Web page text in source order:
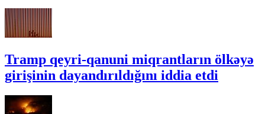
Tramp qeyri-qanuni miqrantların ölkəyə
girişinin dayandırıldığını iddia etdi